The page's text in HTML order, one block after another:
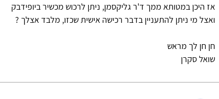
אז היכן במטותא ממך ד'ר גליקסמן, ניתן לרכוש מכשיר ביופידבק
ואצל מי ניתן להתעניין בדבר רכישה אישית שכזו, מלבד אצלך ?
חן חן לך מראש
שואל סקרן